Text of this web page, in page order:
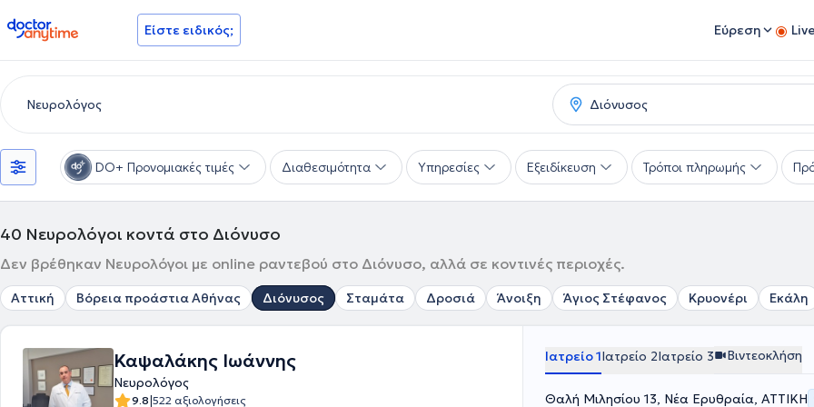
doctoranytime Είστε ειδικός; Εύρεση
DO+ Προνομιακές τιμές Διαθεσιμότητα Υπηρεσίες Εξειδίκευση Τρόποι πληρωμής
40 Νευρολόγοι κοντά στο Διόνυσο
Δεν βρέθηκαν Νευρολόγοι με online ραντεβού στο Διόνυσο, αλλά σε κοντινές περιοχές.
Αττική Βόρεια προάστια Αθήνας Διόνυσος Σταμάτα Δροσιά Άνοιξη Άγιος Στέφανος Κρυονέρι Εκάλη
Καψαλάκης Ιωάννης
Νευρολόγος
9.8|522 αξιολογήσεις
Ιατρείο 1Ιατρείο 2Ιατρείο 3 Βιντεοκλήση
Θαλή Μιλησίου 13, Νέα Ερυθραία, ΑΤΤΙΚΗ